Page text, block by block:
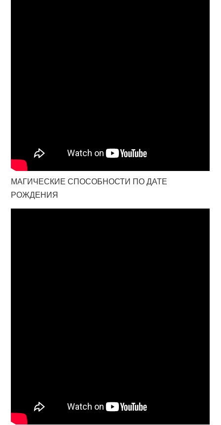
МАГИЧЕСКИЕ СПОСОБНОСТИ ПО ДАТЕ
РОЖДЕНИЯ